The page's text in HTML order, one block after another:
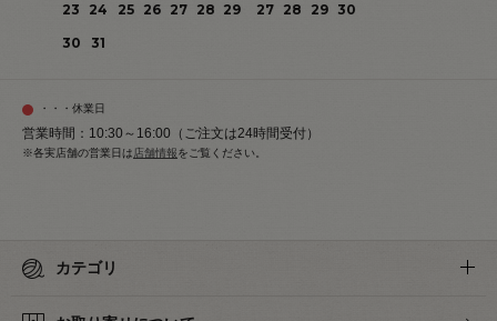
23
24 25 26 27 28 29
30
31
27 28 29 30
・・・休業日
営業時間：10:30～16:00（ご注文は24時間受付）
※各実店舗の営業日は店舗情報をご覧ください。
カテゴリ